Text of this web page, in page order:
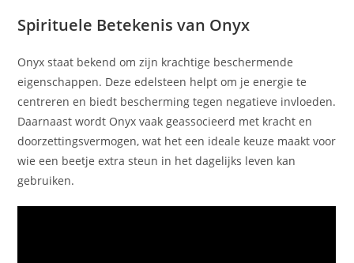
Spirituele Betekenis van Onyx
Onyx staat bekend om zijn krachtige beschermende
eigenschappen. Deze edelsteen helpt om je energie te
centreren en biedt bescherming tegen negatieve invloeden.
Daarnaast wordt Onyx vaak geassocieerd met kracht en
doorzettingsvermogen, wat het een ideale keuze maakt voor
wie een beetje extra steun in het dagelijks leven kan
gebruiken.